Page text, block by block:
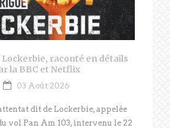
Lockerbie, raconté en détails
la BBC et Netflix
03 Août 2026
dit de Lockerbie, appelée
vol Pan Am 103, intervenu le 22